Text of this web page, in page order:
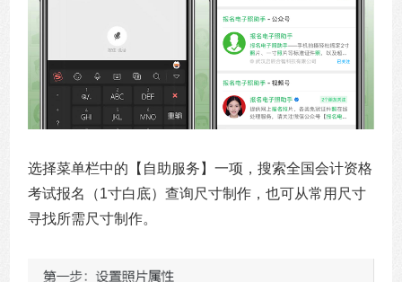
选择菜单栏中的【自助服务】一项，搜索全国会计资格
考试报名（1寸白底）查询尺寸制作，也可从常用尺寸
寻找所需尺寸制作。